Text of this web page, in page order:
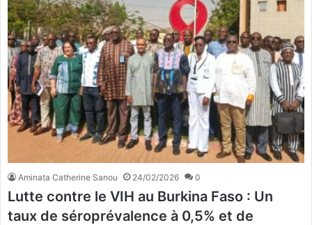
Aminata Catherine Sanou 24/02/2026 0
Lutte contre le VIH au Burkina Faso : Un
taux de séroprévalence à 0,5% et de